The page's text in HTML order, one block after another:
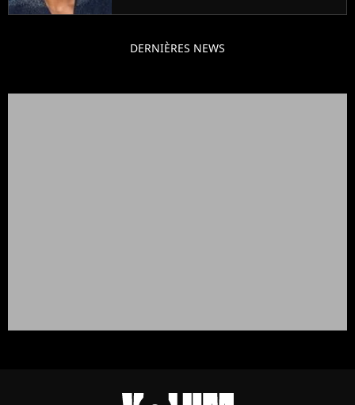
DERNIÈRES NEWS